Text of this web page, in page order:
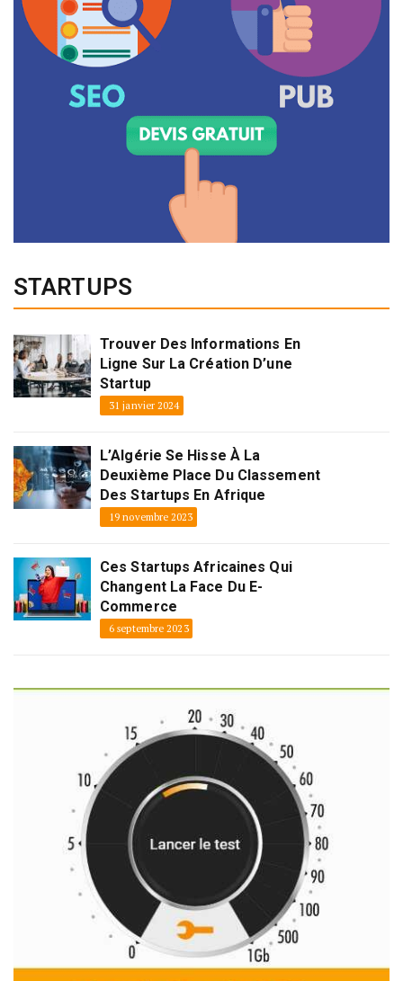
STARTUPS
Trouver Des Informations En
Ligne Sur La Création D’une
Startup
31 janvier 2024
L’Algérie Se Hisse À La
Deuxième Place Du Classement
Des Startups En Afrique
19 novembre 2023
Ces Startups Africaines Qui
Changent La Face Du E-
Commerce
6 septembre 2023